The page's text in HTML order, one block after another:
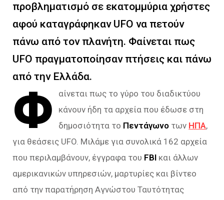
προβληματισμό σε εκατομμύρια χρήστες
αφού καταγράφηκαν UFO να πετούν
πάνω από τον πλανήτη. Φαίνεται πως
UFO πραγματοποίησαν πτήσεις και πάνω
από την Ελλάδα.
Φ
αίνεται πως το γύρο του διαδικτύου
κάνουν ήδη τα αρχεία που έδωσε στη
δημοσιότητα το Πεντάγωνο των ΗΠΑ,
για θεάσεις UFO. Μιλάμε για συνολικά 162 αρχεία
που περιλαμβάνουν, έγγραφα του FBI και άλλων
αμερικανικών υπηρεσιών, μαρτυρίες και βίντεο
από την παρατήρηση Αγνώστου Ταυτότητας